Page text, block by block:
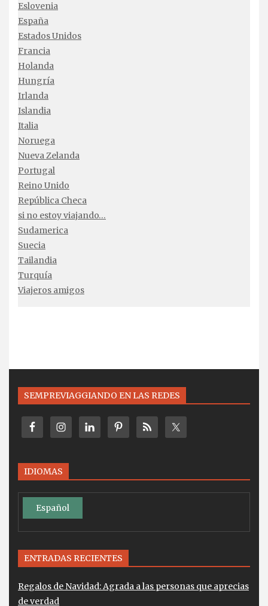
Eslovenia
España
Estados Unidos
Francia
Holanda
Hungría
Irlanda
Islandia
Italia
Noruega
Nueva Zelanda
Portugal
Reino Unido
República Checa
si no estoy viajando…
Sudamerica
Suecia
Tailandia
Turquía
Viajeros amigos
SEMPREVIAGGIANDO EN LAS REDES
IDIOMAS
Español
ENTRADAS RECIENTES
Regalos de Navidad: Agrada a las personas que aprecias
de verdad